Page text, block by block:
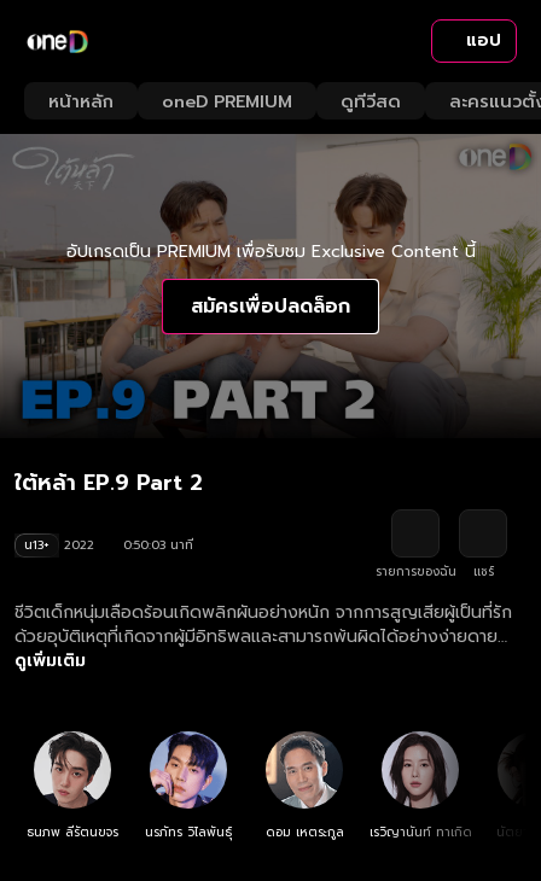
แอป
หน้าหลัก oneD PREMIUM ดูทีวีสด ละครแนวตั้
อัปเกรดเป็น PREMIUM เพื่อรับชม Exclusive Content นี้
สมัครเพื่อปลดล็อก
ใต้หล้า EP.9 Part 2
น13+ 2022
0:50:03 นาที
รายการของฉัน
แชร์
ชีวิตเด็กหนุ่มเลือดร้อนเกิดพลิกผันอย่างหนัก จากการสูญเสียผู้เป็นที่รัก
ด้วยอุบัติเหตุที่เกิดจากผู้มีอิทธิพลและสามารถพ้นผิดได้อย่างง่ายดาย
ความอยุติธรรมสั่งสมให้คับแค้นใจ จนเขาได้พบกับบุคคลปริศนาที่ได้มอบ
ดูเพิ่มเติม
ธนภพ ลีรัตนขจร นรภัทร วิไลพันธุ์ ดอม เหตระกูล เรวิญานันท์ ทาเกิด นัตยา